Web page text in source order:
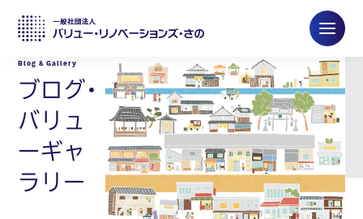
ブログ・
バリュ
ーギャ
ラリー